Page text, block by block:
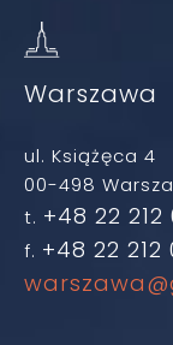
Warszawa
ul. Książęca 4
00-498
t. +48 22 212
f. +48 22 212